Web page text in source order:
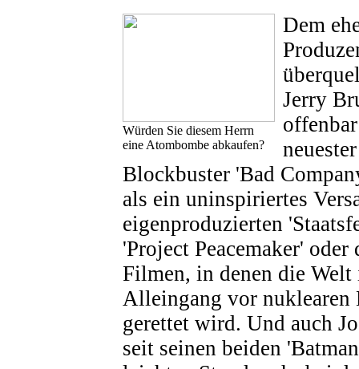
Würden Sie diesem Herrn
eine Atombombe abkaufen?
Dem
Jerry
Blockbuster 'Bad
als ein uninspiriertes
eigenproduzierten
'Project Peacemaker' oder
Filmen, in denen die Welt
Alleingang vor nuklearen
gerettet wird. Und auch
seit seinen beiden